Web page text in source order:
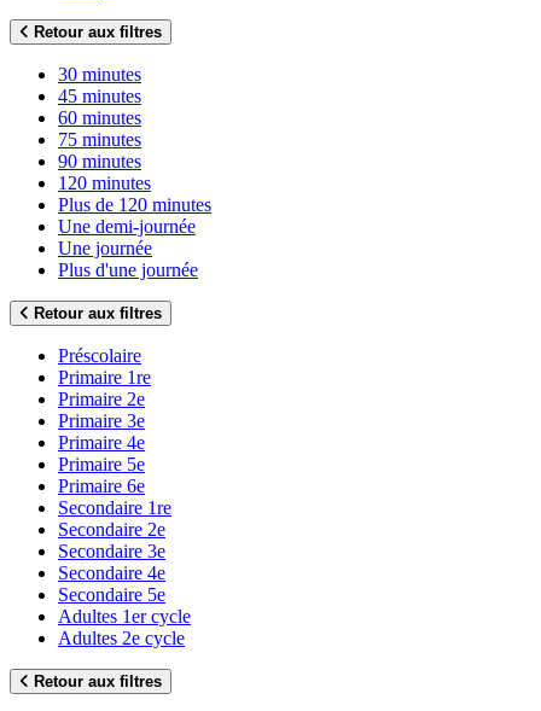
Retour aux filtres
30 minutes
45 minutes
60 minutes
75 minutes
90 minutes
120 minutes
Plus de 120 minutes
Une demi-journée
Une journée
Plus d'une journée
Retour aux filtres
Préscolaire
Primaire 1re
Primaire 2e
Primaire 3e
Primaire 4e
Primaire 5e
Primaire 6e
Secondaire 1re
Secondaire 2e
Secondaire 3e
Secondaire 4e
Secondaire 5e
Adultes 1er cycle
Adultes 2e cycle
Retour aux filtres